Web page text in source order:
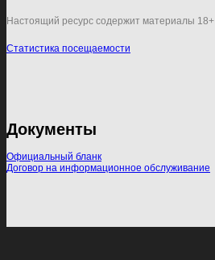
Настоящий ресурс содержит материалы 18+
Статистика посещаемости
Документы
Официальный бланк
Договор на информационное обслуживание